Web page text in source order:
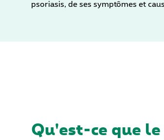
psoriasis, de ses symptômes et
Qu'est-ce que